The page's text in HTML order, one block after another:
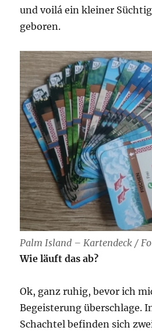
und voilá ein kleiner
geboren.
Palm Island – Kartendeck /
Wie läuft das ab?
Ok, ganz ruhig, bevor ich
Begeisterung überschlage.
Schachtel befinden sich